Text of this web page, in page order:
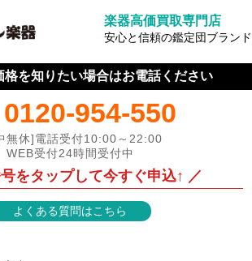
楽器高価買取専門店
安心と信頼の鑑定団ブランド
格を知りたい場合はお電話ください
0120-954-550
無休]電話受付10:00～22:00
WEB受付24時間受付中
をタップして今すぐ申込↑ ／
よくある質問はこちら